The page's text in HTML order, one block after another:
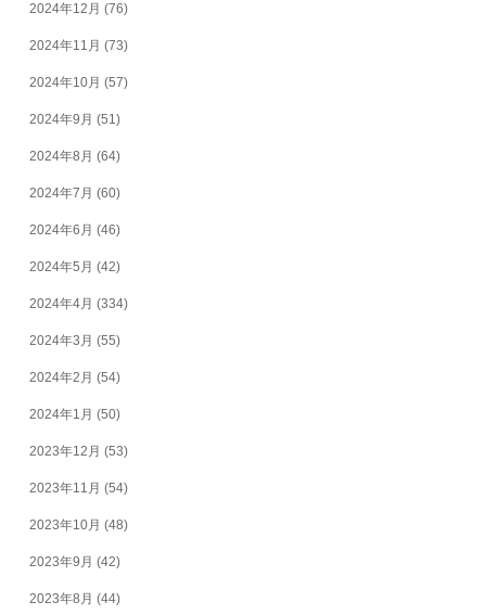
2024年12月 (76)
2024年11月 (73)
2024年10月 (57)
2024年9月 (51)
2024年8月 (64)
2024年7月 (60)
2024年6月 (46)
2024年5月 (42)
2024年4月 (334)
2024年3月 (55)
2024年2月 (54)
2024年1月 (50)
2023年12月 (53)
2023年11月 (54)
2023年10月 (48)
2023年9月 (42)
2023年8月 (44)